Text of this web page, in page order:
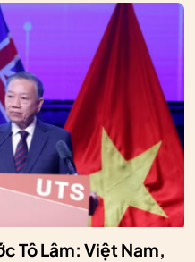
Tô Lâm: Việt Nam,